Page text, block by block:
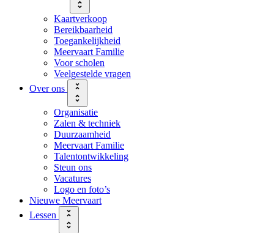
Kaartverkoop
Bereikbaarheid
Toegankelijkheid
Meervaart Familie
Voor scholen
Veelgestelde vragen
Over ons
Organisatie
Zalen & techniek
Duurzaamheid
Meervaart Familie
Talentontwikkeling
Steun ons
Vacatures
Logo en foto’s
Nieuwe Meervaart
Lessen